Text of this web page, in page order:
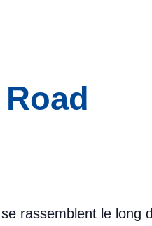
rassemblent le long